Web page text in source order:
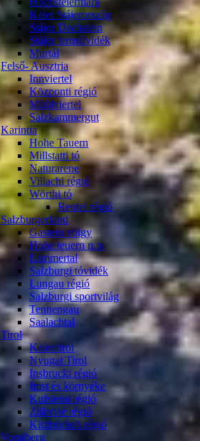
Kelet Stájerország
Stájer Dachstein
Stájer termálvidék
Murtál
Felső- Ausztria
Innviertel
Központi régió
Mühlviertel
Salzkammergut
Karintia
Hohe Tauern
Millstatti tó
Naturarene
Villachi régió
Wörthi tó
Reutei régió
Salzburgerland
Gastein völgy
Hohe teuern n.p.
Lammertal
Salzburgi tóvidék
Lungau régió
Salzburgi sportvilág
Tennengau
Saalachtal
Tirol
Kelet tirol
Nyugat Tirol
Insbrucki régió
Imst és környéke
Kufsteini régió
Zillertaé régió
Kitzbücheli régió
Voralberg